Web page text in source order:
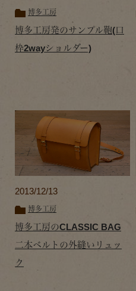
博多工房
博多工房発のサンプル鞄(口
枠2wayショルダー)
2013/12/13
博多工房
博多工房のCLASSIC BAG
二本ベルトの外縫いリュッ
ク